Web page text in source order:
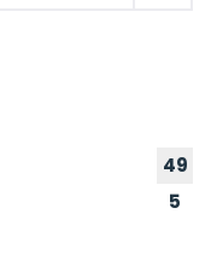
49
5